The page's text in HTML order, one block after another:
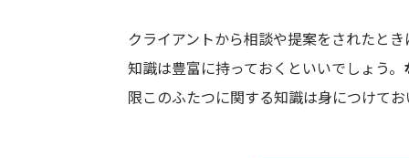
クライアントから相談や提案をされたと
知識は豊富に持っておくといいでしょう。
限このふたつに関する知識は身につけて